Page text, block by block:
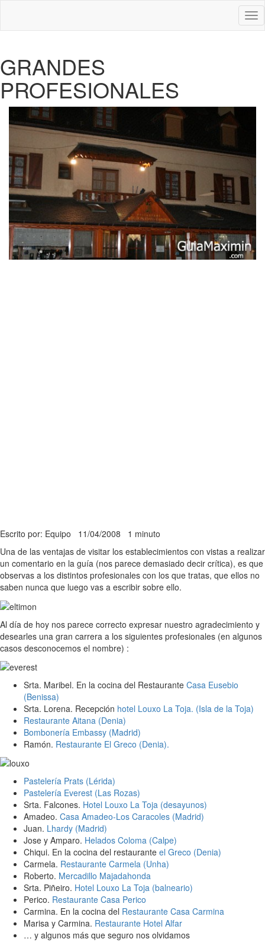
GRANDES
PROFESIONALES
Escrito por: Equipo 11/04/2008 1 minuto
Una de las ventajas de visitar los establecimientos con vistas a realizar
un comentario en la guía (nos parece demasiado decir crítica), es que
observas a los distintos profesionales con los que tratas, que ellos no
saben nunca que luego vas a escribir sobre ello.
Al día de hoy nos parece correcto expresar nuestro agradecimiento y
desearles una gran carrera a los siguientes profesionales (en algunos
casos desconocemos el nombre) :
Srta. Maribel. En la cocina del Restaurante Casa Eusebio
(Benissa)
Srta. Lorena. Recepción hotel Louxo La Toja. (Isla de la Toja)
Restaurante Aitana (Denia)
Bombonería Embassy (Madrid)
Ramón. Restaurante El Greco (Denia).
Pastelería Prats (Lérida)
Pastelería Everest (Las Rozas)
Srta. Falcones. Hotel Louxo La Toja (desayunos)
Amadeo. Casa Amadeo-Los Caracoles (Madrid)
Juan. Lhardy (Madrid)
Jose y Amparo. Helados Coloma (Calpe)
Chiqui. En la cocina del restaurante el Greco (Denia)
Carmela. Restaurante Carmela (Unha)
Roberto. Mercadillo Majadahonda
Srta. Piñeiro. Hotel Louxo La Toja (balneario)
Perico. Restaurante Casa Perico
Carmina. En la cocina del Restaurante Casa Carmina
Marisa y Carmina. Restaurante Hotel Alfar
… y algunos más que seguro nos olvidamos